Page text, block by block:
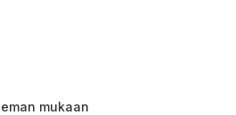
mukaan